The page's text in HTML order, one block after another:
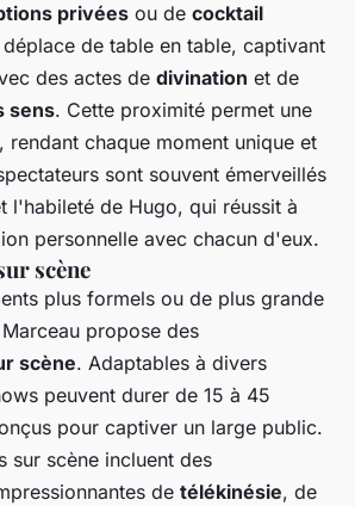
privées ou de cocktail
de table en table, captivant
des actes de divination et de
sens. Cette proximité permet une
rendant chaque moment unique et
sont souvent émerveillés
l'habileté de Hugo, qui réussit à
personnelle avec chacun d'eux.
scène
plus formels ou de plus grande
propose des
scène. Adaptables à divers
peuvent durer de 15 à 45
pour captiver un large public.
sur scène incluent des
de télékinésie, de